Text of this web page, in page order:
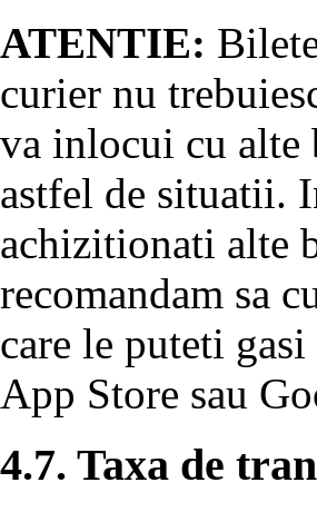
ATENTIE:
curier nu
va inlocui cu alte
astfel de situatii.
achizitionati alte
recomandam sa
care le puteti
App Store sau
4.7. Taxa de